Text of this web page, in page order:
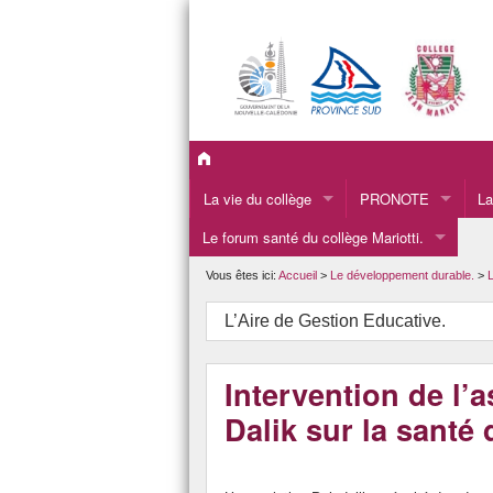
La vie du collège
La présentation du collège.
Les informations administratives du collège.
LA VIE SCOLAIRE
Le CDI
L’APEM
PRONOTE
Le forum santé du collège Mariotti.
Vous êtes ici: Accueil > Le développement durable. >
L’Aire de Gestion Educative.
Intervention de
Dalik sur la santé